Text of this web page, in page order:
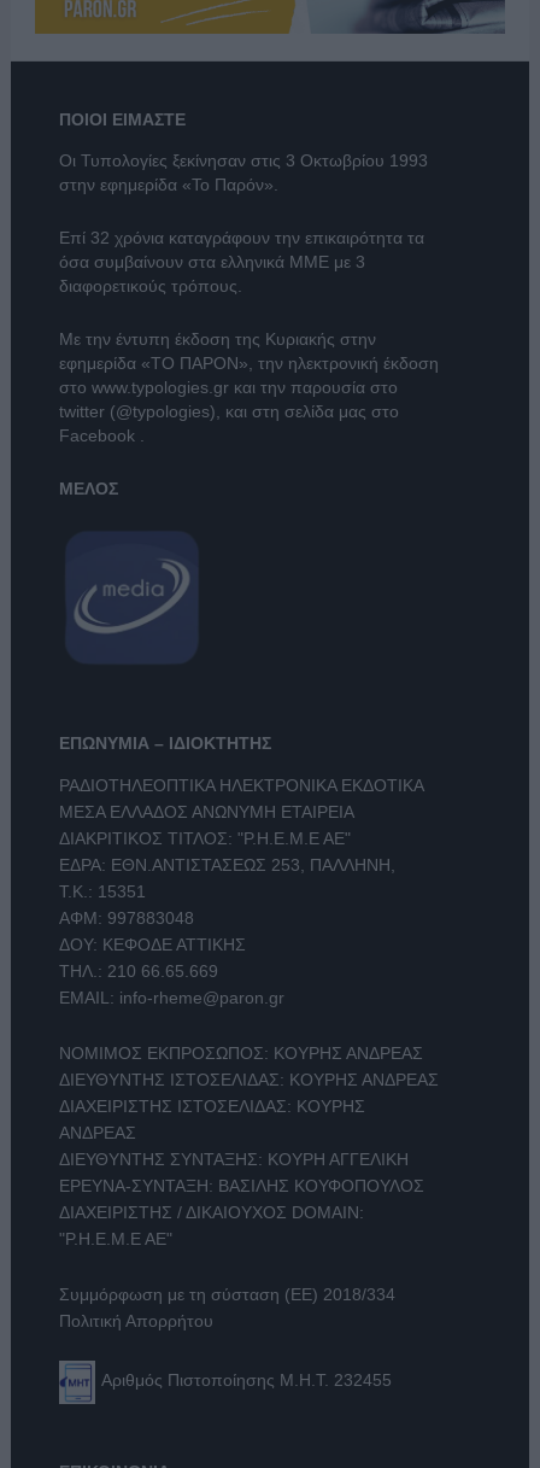
ΠΟΙΟΙ ΕΙΜΑΣΤΕ
Οι Τυπολογίες ξεκίνησαν στις 3 Οκτωβρίου 1993
στην εφημερίδα «Το Παρόν».
Επί 32 χρόνια καταγράφουν την επικαιρότητα τα
όσα συμβαίνουν στα ελληνικά ΜΜΕ με 3
διαφορετικούς τρόπους.
Με την έντυπη έκδοση της Κυριακής στην
εφημερίδα «ΤΟ ΠΑΡΟΝ» , την ηλεκτρονική έκδοση
στο www.typologies.grκαι την παρουσία στο
twitter (@typologies) , και στη σελίδα μας στο
Facebook
ΜΕΛΟΣ
ΕΠΩΝΥΜΙΑ – ΙΔΙΟΚΤΗΤΗΣ
ΡΑΔΙΟΤΗΛΕΟΠΤΙΚΑ ΗΛΕΚΤΡΟΝΙΚΑ ΕΚΔΟΤΙΚΑ
ΜΕΣΑ ΕΛΛΑΔΟΣ ΑΝΩΝΥΜΗ ΕΤΑΙΡΕΙΑ
ΔΙΑΚΡΙΤΙΚΟΣ ΤΙΤΛΟΣ: "Ρ.Η.Ε.Μ.Ε ΑΕ"
ΕΔΡΑ: ΕΘΝ.ΑΝΤΙΣΤΑΣΕΩΣ 253, ΠΑΛΛΗΝΗ,
Τ.Κ.: 15351
ΑΦΜ: 997883048
ΔΟΥ: ΚΕΦΟΔΕ ΑΤΤΙΚΗΣ
ΤΗΛ.: 210 66.65.669
EMAIL: info-rheme@paron.gr
ΝΟΜΙΜΟΣ ΕΚΠΡΟΣΩΠΟΣ: ΚΟΥΡΗΣ ΑΝΔΡΕΑΣ
ΔΙΕΥΘΥΝΤΗΣ ΙΣΤΟΣΕΛΙΔΑΣ: ΚΟΥΡΗΣ ΑΝΔΡΕΑΣ
ΔΙΑΧΕΙΡΙΣΤΗΣ ΙΣΤΟΣΕΛΙΔΑΣ: ΚΟΥΡΗΣ
ΑΝΔΡΕΑΣ
ΔΙΕΥΘΥΝΤΗΣ ΣΥΝΤΑΞΗΣ: ΚΟΥΡΗ ΑΓΓΕΛΙΚΗ
ΕΡΕΥΝΑ-ΣΥΝΤΑΞΗ: ΒΑΣΙΛΗΣ ΚΟΥΦΟΠΟΥΛΟΣ
ΔΙΑΧΕΙΡΙΣΤΗΣ / ΔΙΚΑΙΟΥΧΟΣ DOMAIN:
"Ρ.Η.Ε.Μ.Ε ΑΕ"
Συμμόρφωση με τη σύσταση (ΕΕ) 2018/334
Πολιτική Απορρήτου
Αριθμός Πιστοποίησης Μ.Η.Τ. 232455